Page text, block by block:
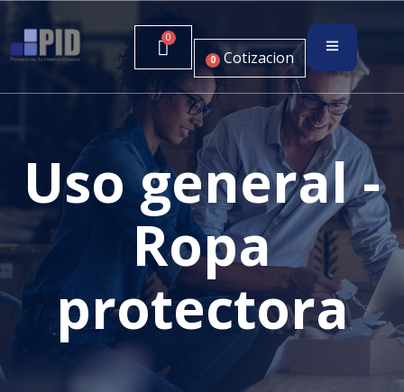
0 Cotizacion
Uso general -
Ropa
protectora